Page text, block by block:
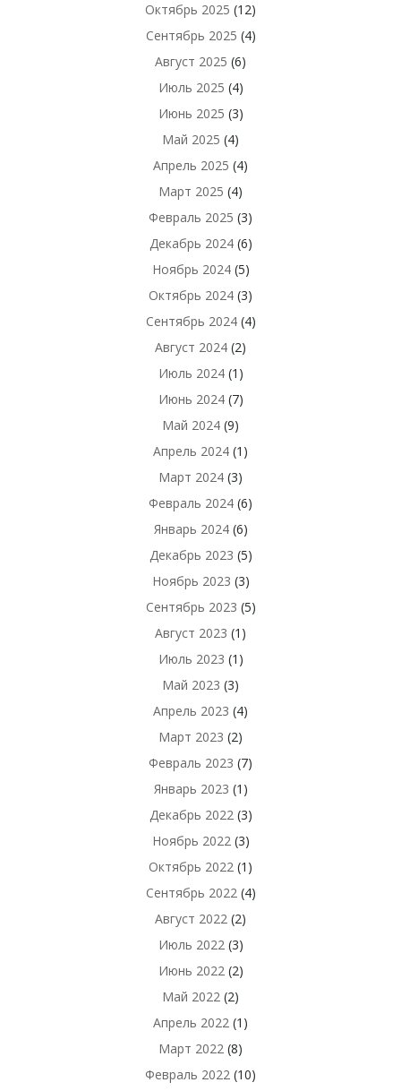
Октябрь 2025 (12)
Сентябрь 2025 (4)
Август 2025 (6)
Июль 2025 (4)
Июнь 2025 (3)
Май 2025 (4)
Апрель 2025 (4)
Март 2025 (4)
Февраль 2025 (3)
Декабрь 2024(6)
Ноябрь 2024(5)
Октябрь 2024 (3)
Сентябрь 2024(4)
Август 2024 (2)
Июль 2024(1)
Июнь 2024(7)
Май 2024 (9)
Апрель 2024 (1)
Март 2024 (3)
Февраль 2024 (6)
Январь 2024(6)
Декабрь 2023 (5)
Ноябрь 2023 (3)
Сентябрь 2023 (5)
Август 2023 (1)
Июль 2023 (1)
Май 2023 (3)
Апрель 2023 (4)
Март 2023 (2)
Февраль 2023 (7)
Январь 2023 (1)
Декабрь 2022(3)
Ноябрь 2022(3)
Октябрь 2022 (1)
Сентябрь 2022(4)
Август 2022 (2)
Июль 2022(3)
Июнь 2022(2)
Май 2022 (2)
Апрель 2022 (1)
Март 2022 (8)
Февраль 2022 (10)